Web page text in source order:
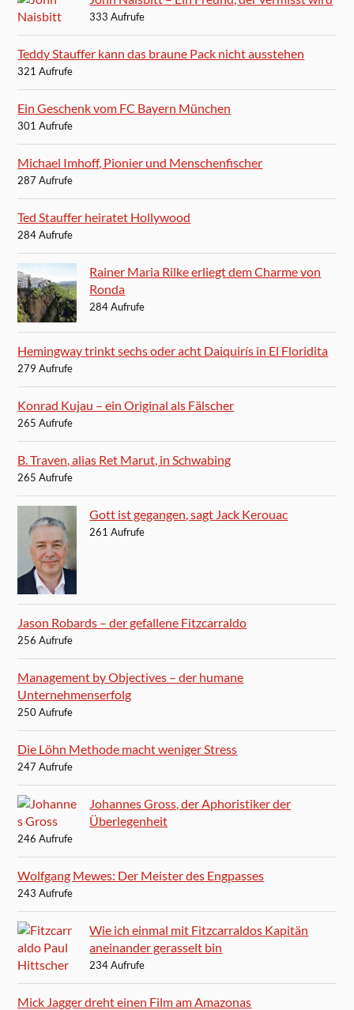
333 Aufrufe
Teddy Stauffer kann das braune Pack nicht ausstehen
321 Aufrufe
Ein Geschenk vom FC Bayern München
301 Aufrufe
Michael Imhoff, Pionier und Menschenfischer
287 Aufrufe
Ted Stauffer heiratet Hollywood
284 Aufrufe
Rainer Maria Rilke erliegt dem Charme von
Ronda
284 Aufrufe
Hemingway trinkt sechs oder acht Daiquirís in El Floridita
279 Aufrufe
Konrad Kujau – ein Original als Fälscher
265 Aufrufe
B. Traven, alias Ret Marut, in Schwabing
265 Aufrufe
Gott ist gegangen, sagt Jack Kerouac
261 Aufrufe
Jason Robards – der gefallene Fitzcarraldo
256 Aufrufe
Management by Objectives – der humane
Unternehmenserfolg
250 Aufrufe
Die Löhn Methode macht weniger Stress
247 Aufrufe
Johannes Gross, der Aphoristiker der
Überlegenheit
246 Aufrufe
Wolfgang Mewes: Der Meister des Engpasses
243 Aufrufe
Wie ich einmal mit Fitzcarraldos Kapitän
aneinander gerasselt bin
234 Aufrufe
Mick Jagger dreht einen Film am Amazonas